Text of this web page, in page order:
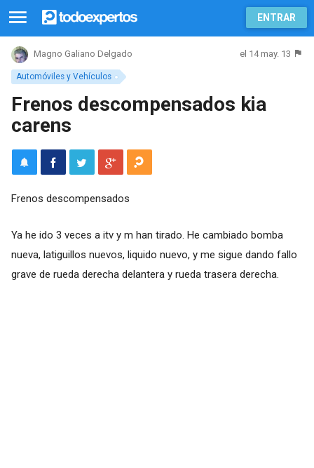
ENTRAR
Automóviles y Vehículos
Magno Galiano Delgado el 14 may. 13
Frenos descompensados kia
carens
Frenos descompensados
Ya he ido 3 veces a itv y m han tirado. He cambiado bomba
nueva, latiguillos nuevos, liquido nuevo, y me sigue dando fallo
grave de rueda derecha delantera y rueda trasera derecha.